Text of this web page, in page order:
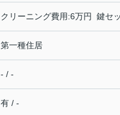
クリーニング費用:6万円 鍵セ
第一種住居
- / -
有 / -